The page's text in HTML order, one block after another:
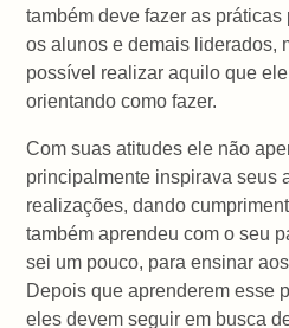
também deve fazer as
os alunos e demais liderados,
possível realizar aquilo que
orientando como fazer.
Com suas atitudes ele não
principalmente inspirava seus
realizações, dando
também aprendeu com o seu
sei um pouco, para ensinar
Depois que aprenderem esse
eles devem seguir em busca